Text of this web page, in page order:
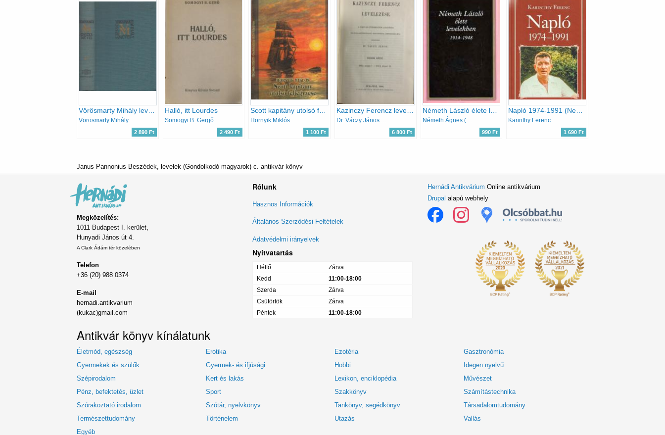
Vörösmarty Mihály
2 890 Ft
Halló, itt Lourdes
Somogyi B. Gergő
2 490 Ft
Hornyik Miklós
1 100 Ft
Kazinczy Ferencz levelezése X. (1812-1813)
Dr. Váczy János (szerk.)
6 800 Ft
Németh László élete levelekben 1914-1948
Németh Ágnes (Szerk.)
990 Ft
Karinthy Ferenc
1 690 Ft
Janus Pannonius Beszédek, levelek (Gondolkodó magyarok) c. antikvár könyv
Megközelítés:
1011 Budapest I. kerület,
Hunyadi János út 4.
A Clark Ádám tér közelében
Telefon
+36 (20) 988 0374
E-mail
hernadi.antikvarium
(kukac)gmail.com
Rólunk
Lábléc
menü
Hasznos Információk
Általános Szerződési Feltételek
Adatvédelmi irányelvek
Nyitvatartás
Hétfő
Zárva
Kedd
11:00-18:00
Szerda
Zárva
Csütörtök
Zárva
Péntek
11:00-18:00
Hernádi Antikvárium Online antikvárium
Drupal alapú webhely
Antikvár könyv kínálatunk
Életmód, egészség Erotika Ezotéria
Gasztronómia
Gyermekek és szülők
Gyermek- és ifjúsági Hobbi
Idegen nyelvű
Szépirodalom
Kert és lakás Lexikon, enciklopédia
Művészet
Pénz, befektetés, üzlet
Sport Szakkönyv
Számítástechnika
Szórakoztató irodalom
Szótár, nyelvkönyv Tankönyv, segédkönyv
Társadalomtudomány
Természettudomány
Történelem Utazás
Vallás
Egyéb